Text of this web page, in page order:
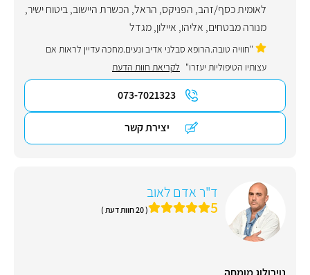
לאומית כסף/זהב, הפניקס, הראל, הכשרת היישוב,ביטוח ישיר,
מנורה מבטחים, אליהו, איילון,מגדל
"חוויה טובה.הרופא סבלני אדיב ונעים.מחכה עדיין לראות אם
עצותיו הטיפוליות יעזרו" לקריאת חוות הדעת
073-7021323
יצירת קשר
ד"ר אדם לאוב
5 ( 20 חוות דעת )